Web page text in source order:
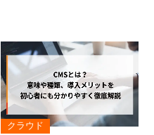
クラウド